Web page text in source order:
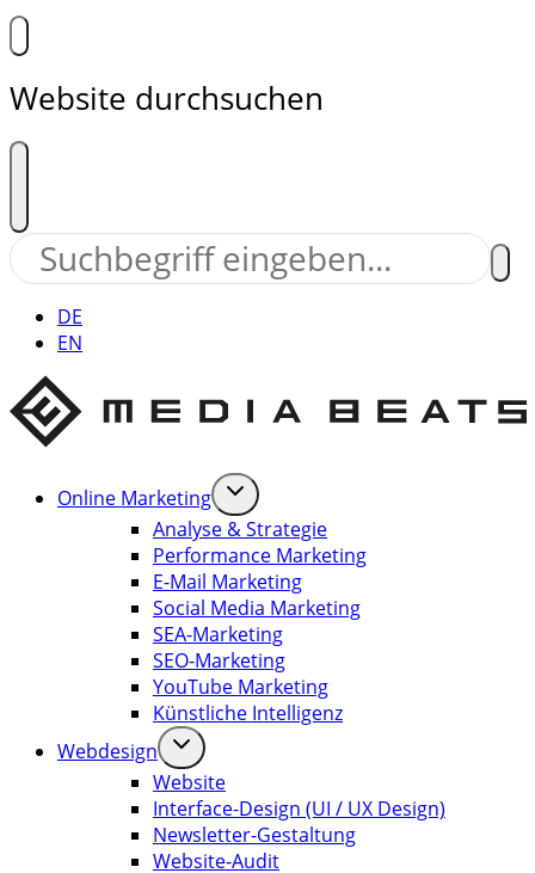
Website durchsuchen
DE
EN
Online Marketing
Analyse & Strategie
Performance Marketing
E-Mail Marketing
Social Media Marketing
SEA-Marketing
SEO-Marketing
YouTube Marketing
Künstliche Intelligenz
Webdesign
Website
Interface-Design (UI / UX Design)
Newsletter-Gestaltung
Website-Audit